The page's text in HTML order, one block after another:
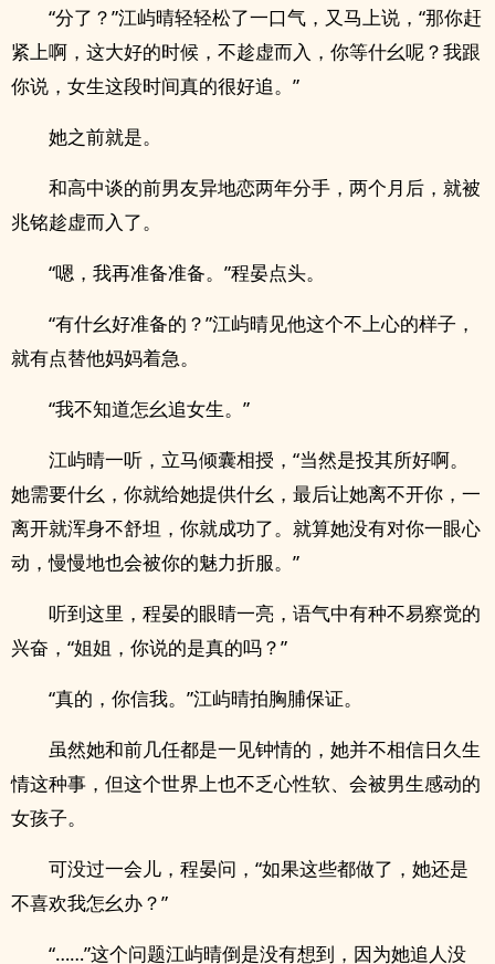
“分了？”江屿晴轻轻松了一口气，又马上说，“那你赶
紧上啊，这大好的时候，不趁虚而入，你等什幺呢？我跟
你说，女生这段时间真的很好追。”
她之前就是。
和高中谈的前男友异地恋两年分手，两个月后，就被
兆铭趁虚而入了。
“嗯，我再准备准备。”程晏点头。
“有什幺好准备的？”江屿晴见他这个不上心的样子，
就有点替他妈妈着急。
“我不知道怎幺追女生。”
江屿晴一听，立马倾囊相授，“当然是投其所好啊。
她需要什幺，你就给她提供什幺，最后让她离不开你，一
离开就浑身不舒坦，你就成功了。就算她没有对你一眼心
动，慢慢地也会被你的魅力折服。”
听到这里，程晏的眼睛一亮，语气中有种不易察觉的
兴奋，“姐姐，你说的是真的吗？”
“真的，你信我。”江屿晴拍胸脯保证。
虽然她和前几任都是一见钟情的，她并不相信日久生
情这种事，但这个世界上也不乏心性软、会被男生感动的
女孩子。
可没过一会儿，程晏问，“如果这些都做了，她还是
不喜欢我怎幺办？”
“……”这个问题江屿晴倒是没有想到，因为她追人没